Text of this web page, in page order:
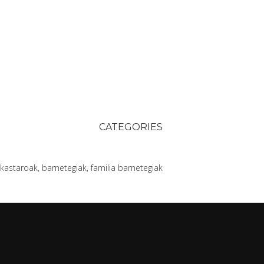
CATEGORIES
barnetegiak, familia barnetegiak